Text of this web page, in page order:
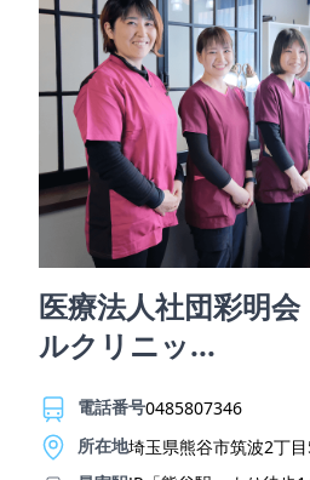
医療法人社団彩明
ルクリニッ...
電話番号0485807346
所在地埼玉県熊谷市筑波2丁